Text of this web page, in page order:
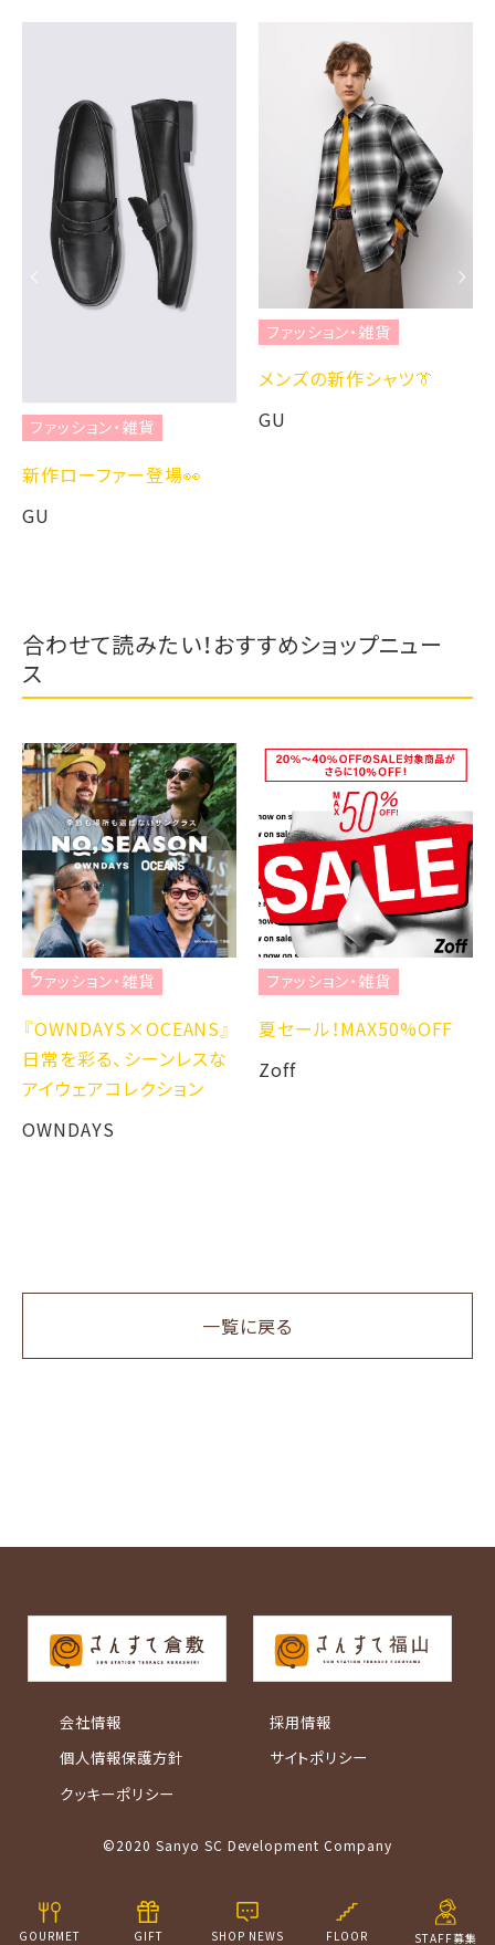
GOURMET GIFT SHOP NEWS FLOOR STAFF募集
ファッション・雑貨
新作ローファー登場👀
GU
ファッション・雑貨
メンズの新作シャツ👔
GU
合わせて読みたい！おすすめショップニュー
ス
ファッション・雑貨
『OWNDAYS×OCEANS』
日常を彩る、シーンレスな
アイウェアコレクション
OWNDAYS
ファッション・雑貨
夏セール！MAX50%OFF
Zoff
一覧に戻る
会社情報
個人情報保護方針
クッキーポリシー
採用情報
サイトポリシー
©2020 Sanyo SC Development Company